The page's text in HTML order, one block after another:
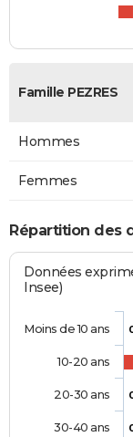
Famille PEZRES
Hommes
Femmes
Répartition des
Données
Insee)
Moins de 10 ans
10-20 ans
20-30 ans
30-40 ans